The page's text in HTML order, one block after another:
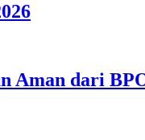
Aman dari